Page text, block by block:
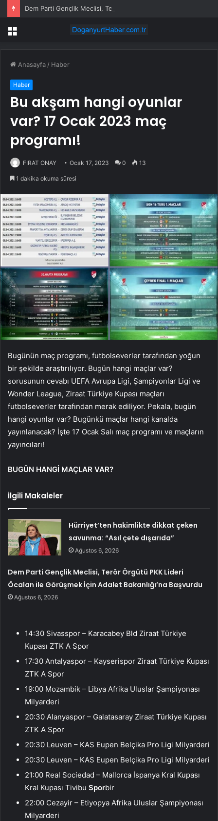
Menü
Anasayfa / Haber
Haber
Bu akşam hangi oyunlar
var? 17 Ocak 2023 maç
programı!
FIRAT ONAY Ocak 17, 2023 0 13
1 dakika okuma süresi
Bugünün maç programı, futbolseverler tarafından yoğun
bir şekilde araştırılıyor. Bugün hangi maçlar var?
sorusunun cevabı UEFA Avrupa Ligi, Şampiyonlar Ligi ve
Wonder League, Ziraat Türkiye Kupası maçları
futbolseverler tarafından merak ediliyor. Pekala, bugün
hangi oyunlar var? Bugünkü maçlar hangi kanalda
yayınlanacak? İşte 17 Ocak Salı maç programı ve maçların
yayıncıları!
BUGÜN HANGİ MAÇLAR VAR?
İlgili Makaleler
Hürriyet’ten hakimlikte dikkat çeken
savunma: “Asıl çete dışarıda”
Ağustos 6, 2026
Dem Parti Gençlik Meclisi, Terör Örgütü PKK Lideri
Öcalan ile Görüşmek İçin Adalet Bakanlığı’na Başvurdu
Ağustos 6, 2026
14:30 Sivasspor – Karacabey Bld Ziraat Türkiye
Kupası ZTK A Spor
17:30 Antalyaspor – Kayserispor Ziraat Türkiye Kupası
ZTK A Spor
19:00 Mozambik – Libya Afrika Uluslar Şampiyonası
Milyarderi
20:30 Alanyaspor – Galatasaray Ziraat Türkiye Kupası
ZTK A Spor
20:30 Leuven – KAS Eupen Belçika Pro Ligi Milyarderi
20:30 Leuven – KAS Eupen Belçika Pro Ligi Milyarderi
21:00 Real Sociedad – Mallorca İspanya Kral Kupası
Kral Kupası Tivibu Sporbir
22:00 Cezayir – Etiyopya Afrika Uluslar Şampiyonası
Milyarderi